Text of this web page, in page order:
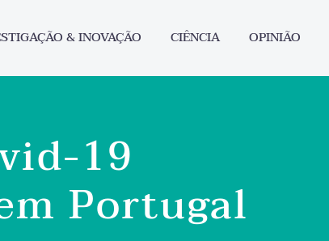
& INOVAÇÃO CIÊNCIA OPINIÃO
19
Portugal